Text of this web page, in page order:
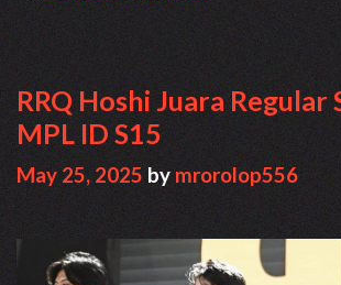
RRQ Hoshi Juara Regular
MPL ID S15
May 25, 2025 by mrorolop556